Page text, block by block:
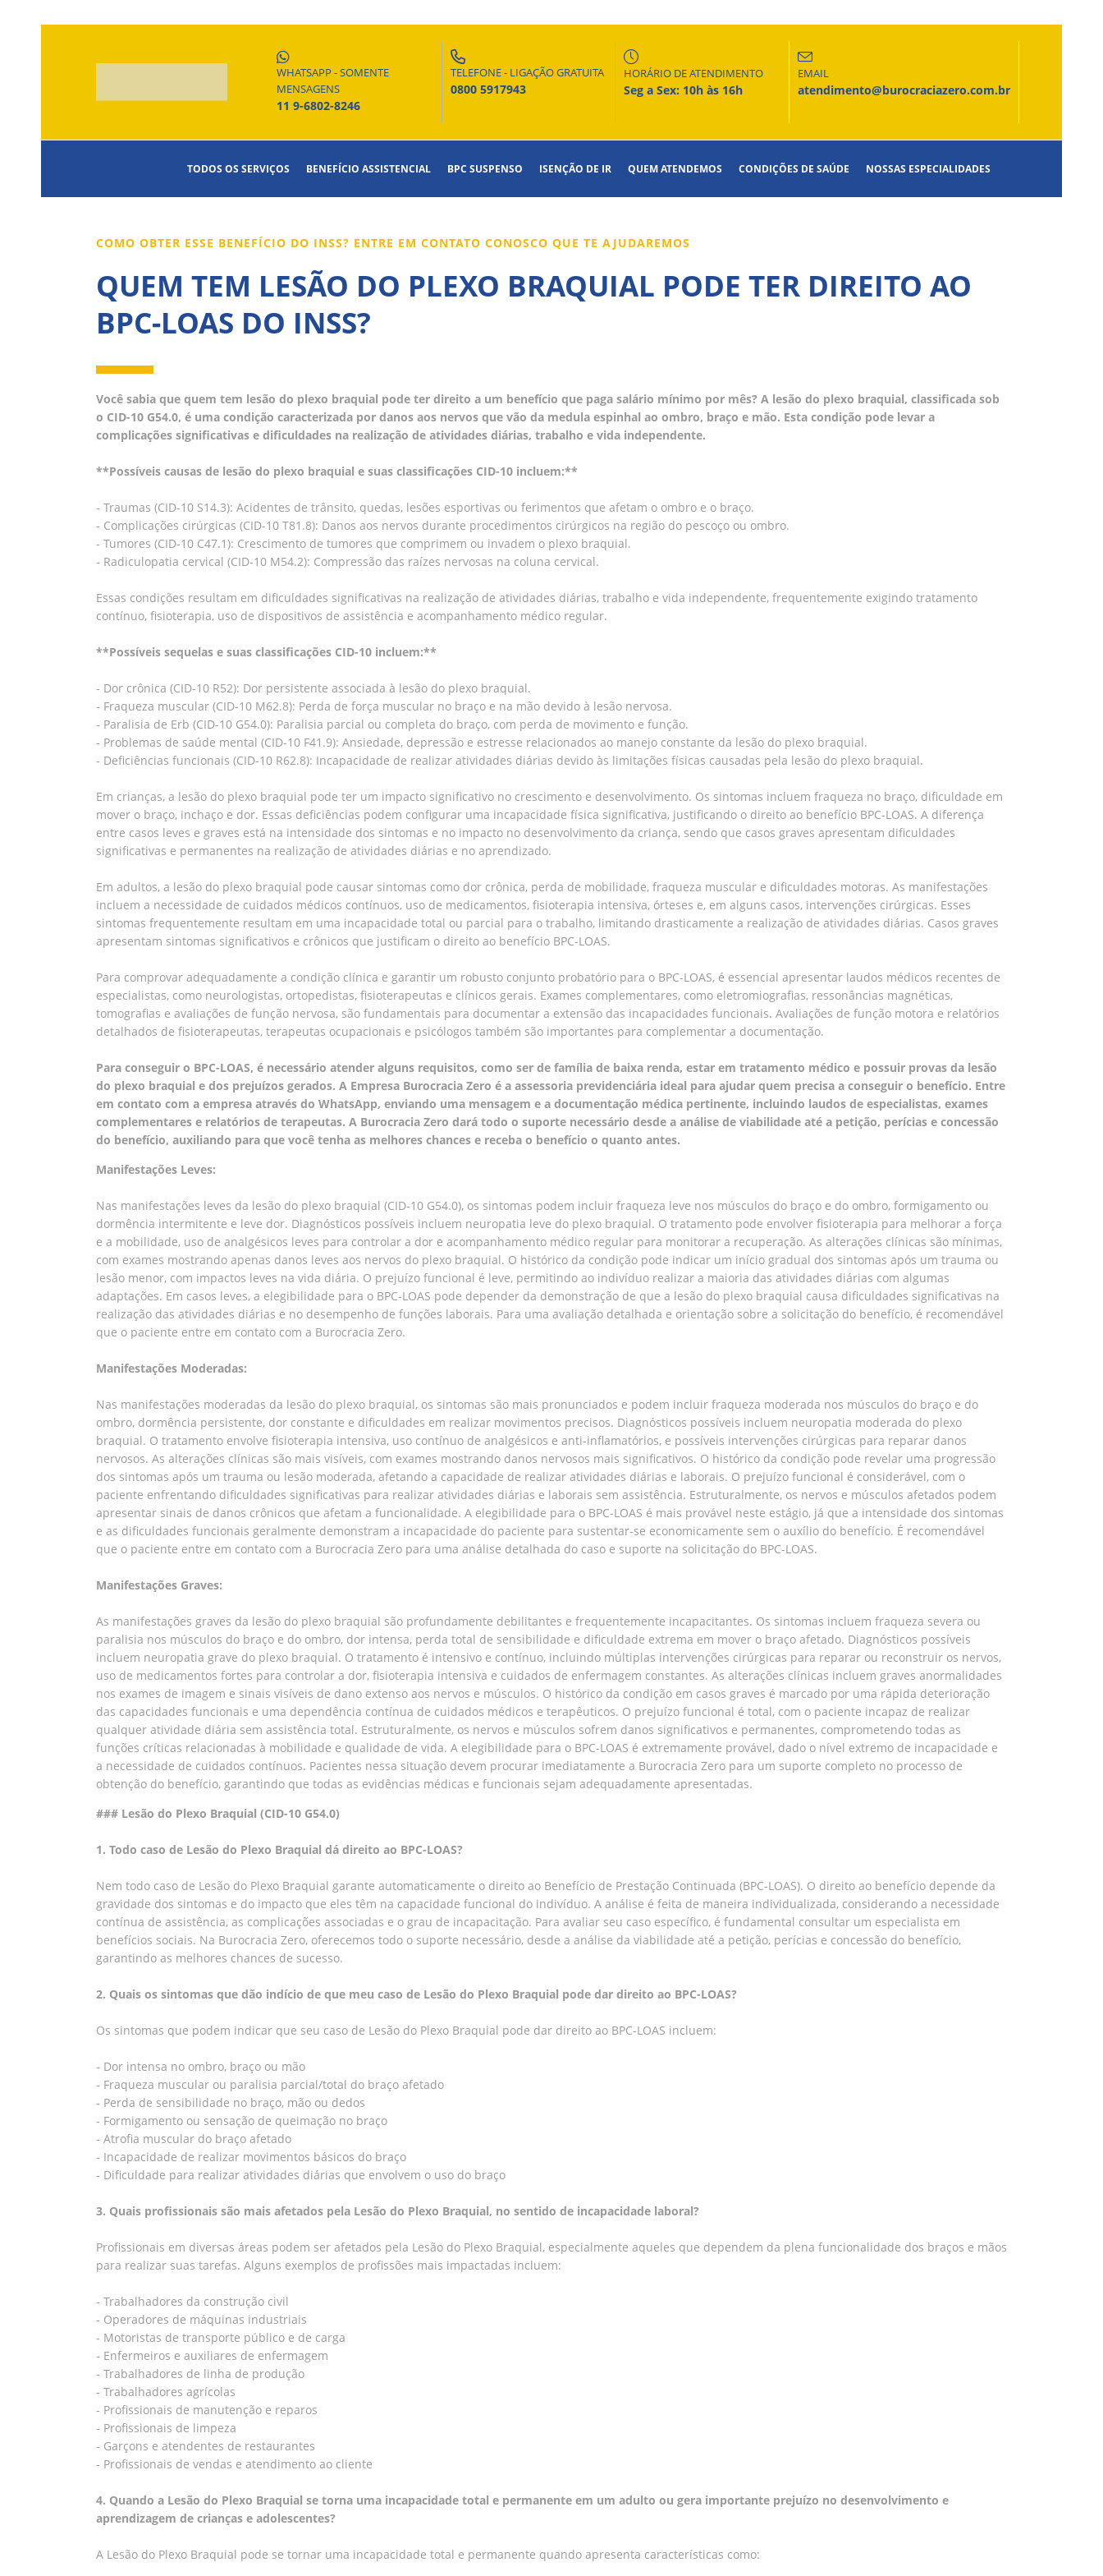
WHATSAPP - SOMENTE
MENSAGENS
11 9-6802-8246
TELEFONE - LIGAÇÃO GRATUITA
0800 5917943
HORÁRIO DE ATENDIMENTO
Seg a Sex: 10h às 16h
EMAIL
atendimento@burocraciazero.com.br
TODOS OS SERVIÇOS BENEFÍCIO ASSISTENCIAL BPC SUSPENSO ISENÇÃO DE IR QUEM ATENDEMOS CONDIÇÕES DE SAÚDE NOSSAS ESPECIALIDADES
COMO OBTER ESSE BENEFÍCIO DO INSS? ENTRE EM CONTATO CONOSCO QUE TE AJUDAREMOS
QUEM TEM LESÃO DO PLEXO BRAQUIAL PODE TER DIREITO AO
BPC-LOAS DO INSS?
Você sabia que quem tem lesão do plexo braquial pode ter direito a um benefício que paga salário mínimo por mês? A lesão do plexo braquial, classificada sob
o CID-10 G54.0, é uma condição caracterizada por danos aos nervos que vão da medula espinhal ao ombro, braço e mão. Esta condição pode levar a
complicações significativas e dificuldades na realização de atividades diárias, trabalho e vida independente.
**Possíveis causas de lesão do plexo braquial e suas classificações CID-10 incluem:**
- Traumas (CID-10 S14.3): Acidentes de trânsito, quedas, lesões esportivas ou ferimentos que afetam o ombro e o braço.
- Complicações cirúrgicas (CID-10 T81.8): Danos aos nervos durante procedimentos cirúrgicos na região do pescoço ou ombro.
- Tumores (CID-10 C47.1): Crescimento de tumores que comprimem ou invadem o plexo braquial.
- Radiculopatia cervical (CID-10 M54.2): Compressão das raízes nervosas na coluna cervical.
Essas condições resultam em dificuldades significativas na realização de atividades diárias, trabalho e vida independente, frequentemente exigindo tratamento
contínuo, fisioterapia, uso de dispositivos de assistência e acompanhamento médico regular.
**Possíveis sequelas e suas classificações CID-10 incluem:**
- Dor crônica (CID-10 R52): Dor persistente associada à lesão do plexo braquial.
- Fraqueza muscular (CID-10 M62.8): Perda de força muscular no braço e na mão devido à lesão nervosa.
- Paralisia de Erb (CID-10 G54.0): Paralisia parcial ou completa do braço, com perda de movimento e função.
- Problemas de saúde mental (CID-10 F41.9): Ansiedade, depressão e estresse relacionados ao manejo constante da lesão do plexo braquial.
- Deficiências funcionais (CID-10 R62.8): Incapacidade de realizar atividades diárias devido às limitações físicas causadas pela lesão do plexo braquial.
Em crianças, a lesão do plexo braquial pode ter um impacto significativo no crescimento e desenvolvimento. Os sintomas incluem fraqueza no braço, dificuldade em
mover o braço, inchaço e dor. Essas deficiências podem configurar uma incapacidade física significativa, justificando o direito ao benefício BPC-LOAS. A diferença
entre casos leves e graves está na intensidade dos sintomas e no impacto no desenvolvimento da criança, sendo que casos graves apresentam dificuldades
significativas e permanentes na realização de atividades diárias e no aprendizado.
Em adultos, a lesão do plexo braquial pode causar sintomas como dor crônica, perda de mobilidade, fraqueza muscular e dificuldades motoras. As manifestações
incluem a necessidade de cuidados médicos contínuos, uso de medicamentos, fisioterapia intensiva, órteses e, em alguns casos, intervenções cirúrgicas. Esses
sintomas frequentemente resultam em uma incapacidade total ou parcial para o trabalho, limitando drasticamente a realização de atividades diárias. Casos graves
apresentam sintomas significativos e crônicos que justificam o direito ao benefício BPC-LOAS.
Para comprovar adequadamente a condição clínica e garantir um robusto conjunto probatório para o BPC-LOAS, é essencial apresentar laudos médicos recentes de
especialistas, como neurologistas, ortopedistas, fisioterapeutas e clínicos gerais. Exames complementares, como eletromiografias, ressonâncias magnéticas,
tomografias e avaliações de função nervosa, são fundamentais para documentar a extensão das incapacidades funcionais. Avaliações de função motora e relatórios
detalhados de fisioterapeutas, terapeutas ocupacionais e psicólogos também são importantes para complementar a documentação.
Para conseguir o BPC-LOAS, é necessário atender alguns requisitos, como ser de família de baixa renda, estar em tratamento médico e possuir provas da lesão
do plexo braquial e dos prejuízos gerados. A Empresa Burocracia Zero é a assessoria previdenciária ideal para ajudar quem precisa a conseguir o benefício. Entre
em contato com a empresa através do WhatsApp, enviando uma mensagem e a documentação médica pertinente, incluindo laudos de especialistas, exames
complementares e relatórios de terapeutas. A Burocracia Zero dará todo o suporte necessário desde a análise de viabilidade até a petição, perícias e concessão
do benefício, auxiliando para que você tenha as melhores chances e receba o benefício o quanto antes.
Manifestações Leves:
Nas manifestações leves da lesão do plexo braquial (CID-10 G54.0), os sintomas podem incluir fraqueza leve nos músculos do braço e do ombro, formigamento ou
dormência intermitente e leve dor. Diagnósticos possíveis incluem neuropatia leve do plexo braquial. O tratamento pode envolver fisioterapia para melhorar a força
e a mobilidade, uso de analgésicos leves para controlar a dor e acompanhamento médico regular para monitorar a recuperação. As alterações clínicas são mínimas,
com exames mostrando apenas danos leves aos nervos do plexo braquial. O histórico da condição pode indicar um início gradual dos sintomas após um trauma ou
lesão menor, com impactos leves na vida diária. O prejuízo funcional é leve, permitindo ao indivíduo realizar a maioria das atividades diárias com algumas
adaptações. Em casos leves, a elegibilidade para o BPC-LOAS pode depender da demonstração de que a lesão do plexo braquial causa dificuldades significativas na
realização das atividades diárias e no desempenho de funções laborais. Para uma avaliação detalhada e orientação sobre a solicitação do benefício, é recomendável
que o paciente entre em contato com a Burocracia Zero.
Manifestações Moderadas:
Nas manifestações moderadas da lesão do plexo braquial, os sintomas são mais pronunciados e podem incluir fraqueza moderada nos músculos do braço e do
ombro, dormência persistente, dor constante e dificuldades em realizar movimentos precisos. Diagnósticos possíveis incluem neuropatia moderada do plexo
braquial. O tratamento envolve fisioterapia intensiva, uso contínuo de analgésicos e anti-inflamatórios, e possíveis intervenções cirúrgicas para reparar danos
nervosos. As alterações clínicas são mais visíveis, com exames mostrando danos nervosos mais significativos. O histórico da condição pode revelar uma progressão
dos sintomas após um trauma ou lesão moderada, afetando a capacidade de realizar atividades diárias e laborais. O prejuízo funcional é considerável, com o
paciente enfrentando dificuldades significativas para realizar atividades diárias e laborais sem assistência. Estruturalmente, os nervos e músculos afetados podem
apresentar sinais de danos crônicos que afetam a funcionalidade. A elegibilidade para o BPC-LOAS é mais provável neste estágio, já que a intensidade dos sintomas
e as dificuldades funcionais geralmente demonstram a incapacidade do paciente para sustentar-se economicamente sem o auxílio do benefício. É recomendável
que o paciente entre em contato com a Burocracia Zero para uma análise detalhada do caso e suporte na solicitação do BPC-LOAS.
Manifestações Graves:
As manifestações graves da lesão do plexo braquial são profundamente debilitantes e frequentemente incapacitantes. Os sintomas incluem fraqueza severa ou
paralisia nos músculos do braço e do ombro, dor intensa, perda total de sensibilidade e dificuldade extrema em mover o braço afetado. Diagnósticos possíveis
incluem neuropatia grave do plexo braquial. O tratamento é intensivo e contínuo, incluindo múltiplas intervenções cirúrgicas para reparar ou reconstruir os nervos,
uso de medicamentos fortes para controlar a dor, fisioterapia intensiva e cuidados de enfermagem constantes. As alterações clínicas incluem graves anormalidades
nos exames de imagem e sinais visíveis de dano extenso aos nervos e músculos. O histórico da condição em casos graves é marcado por uma rápida deterioração
das capacidades funcionais e uma dependência contínua de cuidados médicos e terapêuticos. O prejuízo funcional é total, com o paciente incapaz de realizar
qualquer atividade diária sem assistência total. Estruturalmente, os nervos e músculos sofrem danos significativos e permanentes, comprometendo todas as
funções críticas relacionadas à mobilidade e qualidade de vida. A elegibilidade para o BPC-LOAS é extremamente provável, dado o nível extremo de incapacidade e
a necessidade de cuidados contínuos. Pacientes nessa situação devem procurar imediatamente a Burocracia Zero para um suporte completo no processo de
obtenção do benefício, garantindo que todas as evidências médicas e funcionais sejam adequadamente apresentadas.
### Lesão do Plexo Braquial (CID-10 G54.0)
1. Todo caso de Lesão do Plexo Braquial dá direito ao BPC-LOAS?
Nem todo caso de Lesão do Plexo Braquial garante automaticamente o direito ao Benefício de Prestação Continuada (BPC-LOAS). O direito ao benefício depende da
gravidade dos sintomas e do impacto que eles têm na capacidade funcional do indivíduo. A análise é feita de maneira individualizada, considerando a necessidade
contínua de assistência, as complicações associadas e o grau de incapacitação. Para avaliar seu caso específico, é fundamental consultar um especialista em
benefícios sociais. Na Burocracia Zero, oferecemos todo o suporte necessário, desde a análise da viabilidade até a petição, perícias e concessão do benefício,
garantindo as melhores chances de sucesso.
2. Quais os sintomas que dão indício de que meu caso de Lesão do Plexo Braquial pode dar direito ao BPC-LOAS?
Os sintomas que podem indicar que seu caso de Lesão do Plexo Braquial pode dar direito ao BPC-LOAS incluem:
- Dor intensa no ombro, braço ou mão
- Fraqueza muscular ou paralisia parcial/total do braço afetado
- Perda de sensibilidade no braço, mão ou dedos
- Formigamento ou sensação de queimação no braço
- Atrofia muscular do braço afetado
- Incapacidade de realizar movimentos básicos do braço
- Dificuldade para realizar atividades diárias que envolvem o uso do braço
3. Quais profissionais são mais afetados pela Lesão do Plexo Braquial, no sentido de incapacidade laboral?
Profissionais em diversas áreas podem ser afetados pela Lesão do Plexo Braquial, especialmente aqueles que dependem da plena funcionalidade dos braços e mãos
para realizar suas tarefas. Alguns exemplos de profissões mais impactadas incluem:
- Trabalhadores da construção civil
- Operadores de máquinas industriais
- Motoristas de transporte público e de carga
- Enfermeiros e auxiliares de enfermagem
- Trabalhadores de linha de produção
- Trabalhadores agrícolas
- Profissionais de manutenção e reparos
- Profissionais de limpeza
- Garçons e atendentes de restaurantes
- Profissionais de vendas e atendimento ao cliente
4. Quando a Lesão do Plexo Braquial se torna uma incapacidade total e permanente em um adulto ou gera importante prejuízo no desenvolvimento e
aprendizagem de crianças e adolescentes?
A Lesão do Plexo Braquial pode se tornar uma incapacidade total e permanente quando apresenta características como: